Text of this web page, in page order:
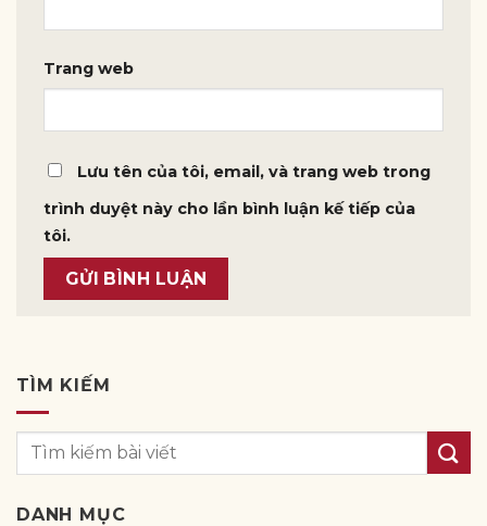
Trang web
Lưu tên của tôi, email, và trang web trong
trình duyệt này cho lần bình luận kế tiếp của
tôi.
TÌM KIẾM
DANH MỤC